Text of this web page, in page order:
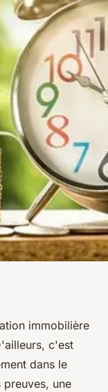
pris en
à
?
immobilière
c'est
dans le
une